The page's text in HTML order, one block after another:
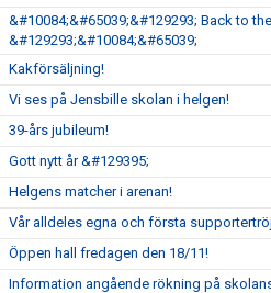
&#10084;&#65039;&#129293; Back to
&#129293;&#10084;&#65039;
Kakförsäljning!
Vi ses på Jensbille skolan i helgen!
39-års jubileum!
Gott nytt år &#129395;
Helgens matcher i arenan!
Vår alldeles egna och första
Öppen hall fredagen den 18/11!
Information angående rökning på